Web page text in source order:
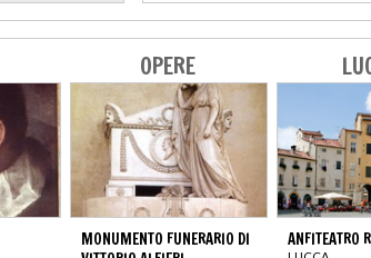
OPERE
MONUMENTO FUNERARIO DI
ANFITEATRO